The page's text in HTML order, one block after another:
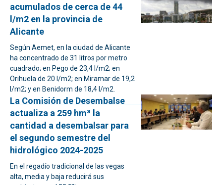
acumulados de cerca de 44
l/m2 en la provincia de
Alicante
Según Aemet, en la ciudad de Alicante
ha concentrado de 31 litros por metro
cuadrado; en Pego de 23,4 l/m2; en
Orihuela de 20 l/m2; en Miramar de 19,2
l/m2; y en Benidorm de 18,4 l/m2.
La Comisión de Desembalse
actualiza a 259 hm³ la
cantidad a desembalsar para
el segundo semestre del
hidrológico 2024-2025
En el regadío tradicional de las vegas
alta, media y baja reducirá sus